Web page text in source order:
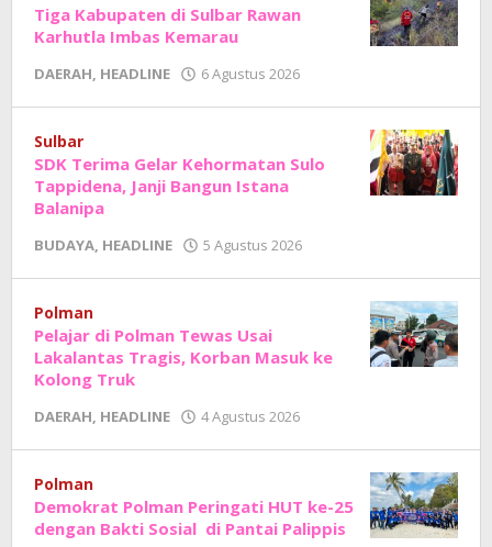
Tiga Kabupaten di Sulbar Rawan
Karhutla Imbas Kemarau
DAERAH, HEADLINE 6 Agustus 2026
Junaedi
Sulbar
SDK Terima Gelar Kehormatan Sulo
Tappidena, Janji Bangun Istana
Balanipa
BUDAYA, HEADLINE 5 Agustus 2026
Junaedi
Polman
Pelajar di Polman Tewas Usai
Lakalantas Tragis, Korban Masuk ke
Kolong Truk
DAERAH, HEADLINE 4 Agustus 2026
Junaedi
Polman
Demokrat Polman Peringati HUT ke-25
dengan Bakti Sosial di Pantai Palippis